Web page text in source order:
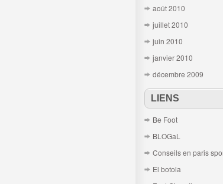
août 2010
juillet 2010
juin 2010
janvier 2010
décembre 2009
LIENS
Be Foot
BLOGaL
Conseils en paris
El botola